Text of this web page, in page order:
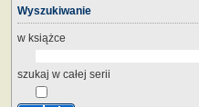
Wyszukiwanie
w książce
szukaj w całej serii